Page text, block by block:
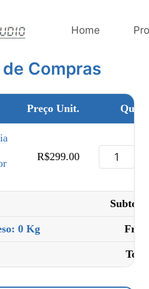
Home
Compras
Preço Unit.
R$299.00
0 Kg